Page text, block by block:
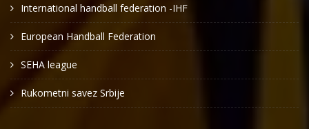
International handball federation -IHF
European Handball Federation
SEHA league
Rukometni savez Srbije